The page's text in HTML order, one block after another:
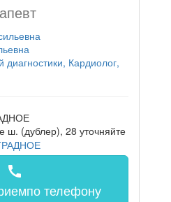
Кардиолог,
ш. (дублер), 28 уточняйте
call
по телефону